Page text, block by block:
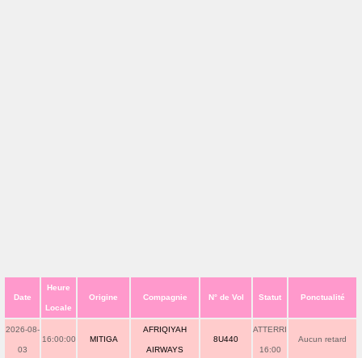
Date
Heure
Locale
Origine Compagnie N° de Vol Statut Ponctualité
2026-08-
03
16:00:00 MITIGA
AFRIQIYAH
AIRWAYS
8U440
ATTERRI
16:00
Aucun retard